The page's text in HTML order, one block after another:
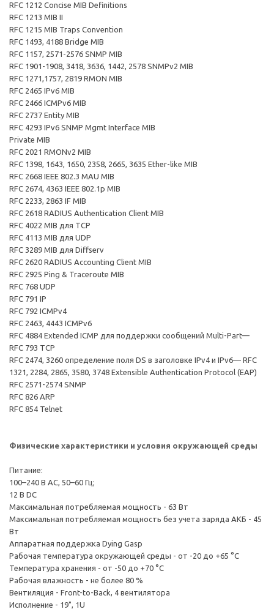
RFC 1212 Concise MIB Definitions
RFC 1213 MIB II
RFC 1215 MIB Traps Convention
RFC 1493, 4188 Bridge MIB
RFC 1157, 2571-2576 SNMP MIB
RFC 1901-1908, 3418, 3636, 1442, 2578 SNMPv2 MIB
RFC 1271,1757, 2819 RMON MIB
RFC 2465 IPv6 MIB
RFC 2466 ICMPv6 MIB
RFC 2737 Entity MIB
RFC 4293 IPv6 SNMP Mgmt Interface MIB
Private MIB
RFC 2021 RMONv2 MIB
RFC 1398, 1643, 1650, 2358, 2665, 3635 Ether-like MIB
RFC 2668 IEEE 802.3 MAU MIB
RFC 2674, 4363 IEEE 802.1p MIB
RFC 2233, 2863 IF MIB
RFC 2618 RADIUS Authentication Client MIB
RFC 4022 MIB для TCP
RFC 4113 MIB для UDP
RFC 3289 MIB для Diffserv
RFC 2620 RADIUS Accounting Client MIB
RFC 2925 Ping & Traceroute MIB
RFC 768 UDP
RFC 791 IP
RFC 792 ICMPv4
RFC 2463, 4443 ICMPv6
RFC 4884 Extended ICMP для поддержки сообщений Multi-Part—
RFC 793 TCP
RFC 2474, 3260 определение поля DS в заголовке IPv4 и IPv6— RFC
1321, 2284, 2865, 3580, 3748 Extensible Authentication Protocol (EAP)
RFC 2571-2574 SNMP
RFC 826 ARP
RFC 854 Telnet
Физические характеристики и условия окружающей среды
Питание:
100–240 В AC, 50–60 Гц;
12 В DC
Максимальная потребляемая мощность - 63 Вт
Максимальная потребляемая мощность без учета заряда АКБ - 45
Вт
Аппаратная поддержка Dying Gasp
Рабочая температура окружающей среды - от -20 до +65 °С
Температура хранения - от -50 до +70 °С
Рабочая влажность - не более 80 %
Вентиляция - Front-to-Back, 4 вентилятора
Исполнение - 19", 1U